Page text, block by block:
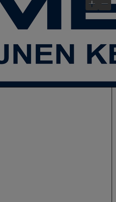
laatste Blog- Post! ×